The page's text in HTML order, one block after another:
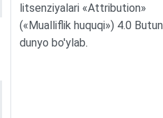
litsenziyalari «Attribution»
(«Mualliflik huquqi») 4.0 Butun
dunyo bo'ylab.